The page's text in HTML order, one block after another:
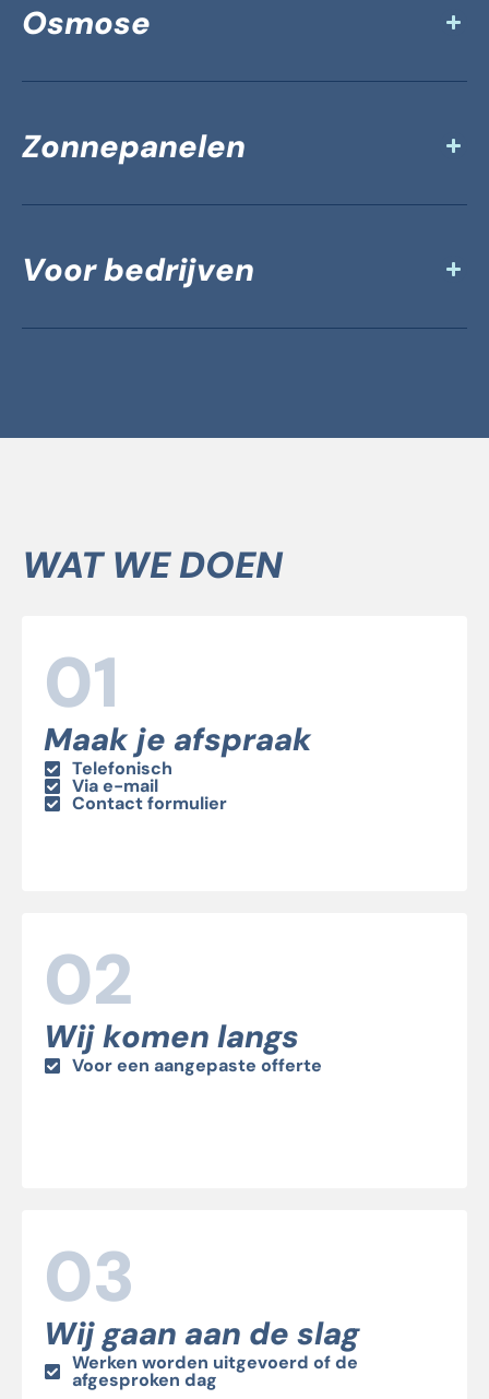
Osmose
Zonnepanelen
Voor bedrijven
WAT WE DOEN
01
Maak je afspraak
Telefonisch
Via e-mail
Contact formulier
02
Wij komen langs
Voor een aangepaste offerte
03
Wij gaan aan de slag
Werken worden uitgevoerd of de
afgesproken dag